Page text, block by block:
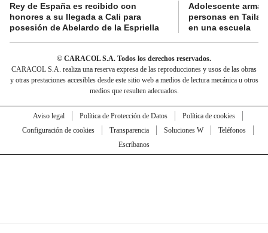
Rey de España es recibido con
honores a su llegada a Cali para
posesión de Abelardo de la Espriella
Adolescente
personas en
en una escuela
© CARACOL S.A. Todos los derechos reservados.
CARACOL S.A. realiza una reserva expresa de las reproducciones y usos de las obras
y otras prestaciones accesibles desde este sitio web a medios de lectura mecánica u otros
medios que resulten adecuados.
Aviso legal Política de Protección de Datos
Política de cookies
Configuración de cookies
Transparencia Soluciones W
Teléfonos
Escríbanos